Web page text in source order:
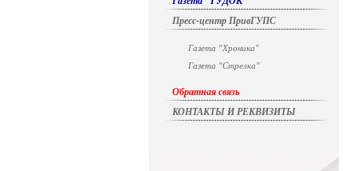
Пресс-центр ПривГУПС
Газета "Хроника"
Газета "Стрелка"
Обратная связь
КОНТАКТЫ И РЕКВИЗИТЫ